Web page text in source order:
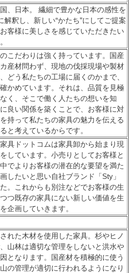
、日本。 繊細で豊かな日本の感性を
解釈し、新しい“かたち”にしてご提案
客様に美しさを感じていただきたい
こだわりは強く持っています。国産
産材問わず、現地の伐採現場や製材
どう私たちの工場に届くのかまで、
かめています。それは、品質を見極
く、そこで働く人たちの想いを知
良い関係を築くことで、お客様に対
持って私たちの家具の魅力を伝える
と考えているからです。
具ドットコムは家具卸から始まり現
しています。小売りとしてお客様と
でよりお客様の潜在的な要望を満た
したいと思い自社ブランド「Sty」
。これからも別注などでお客様の生
つ既存の家具にない新しい価値を生
企画していきます。
れた木材を使用した家具。杉やヒノ
山林は適切な管理をしないと洪水や
となります。国産材を積極的に使う
の管理が適切に行われるようになり